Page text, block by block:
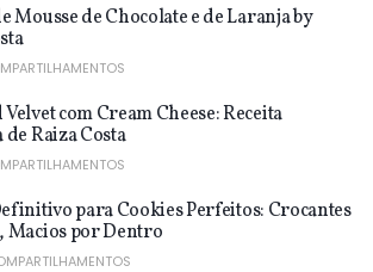
Mousse de Chocolate e de Laranja by
com Cream Cheese: Receita
de Raiza Costa
para Cookies Perfeitos: Crocantes
Macios por Dentro